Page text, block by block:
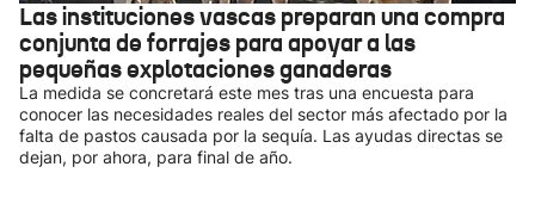
Las instituciones vascas preparan una compra
conjunta de forrajes para apoyar a las
pequeñas explotaciones ganaderas
La medida se concretará este mes tras una encuesta para
conocer las necesidades reales del sector más afectado por la
falta de pastos causada por la sequía. Las ayudas directas se
dejan, por ahora, para final de año.